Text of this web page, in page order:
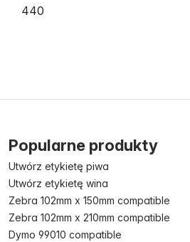
440
Popularne produkty
Utwórz etykietę piwa
Utwórz etykietę wina
Zebra 102mm x 150mm compatible
Zebra 102mm x 210mm compatible
Dymo 99010 compatible